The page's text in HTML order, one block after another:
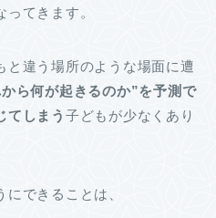
てきます。
と違う場所のような場面に遭
ら何が起きるのか”を予測で
てしまう 子どもが少なくあり
できることは、